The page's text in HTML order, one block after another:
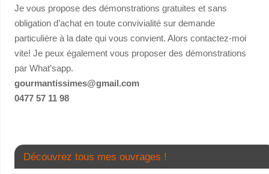
Je vous propose des démonstrations gratuites et sans
obligation d’achat en toute convivialité sur demande
particulière à la date qui vous convient. Alors contactez-moi
vite! Je peux également vous proposer des démonstrations
par What’sapp.
gourmantissimes@gmail.com
0477 57 11 98
Découvrez tous mes ouvrages !